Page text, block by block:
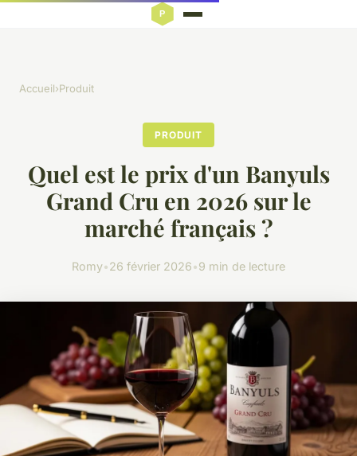
Accueil›Produit
PRODUIT
Quel est le prix d'un Banyuls
Grand Cru en 2026 sur le
marché français ?
Romy•26 février 2026•9 min de lecture